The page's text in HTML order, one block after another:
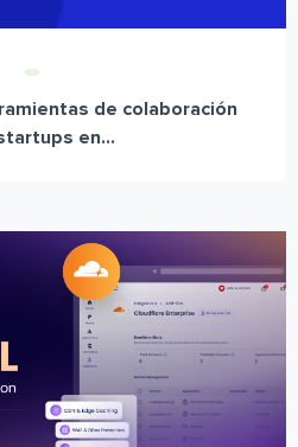
de colaboración
en...